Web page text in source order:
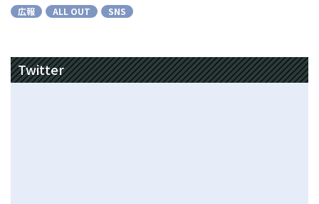
広報
ALL OUT SNS
Twitter